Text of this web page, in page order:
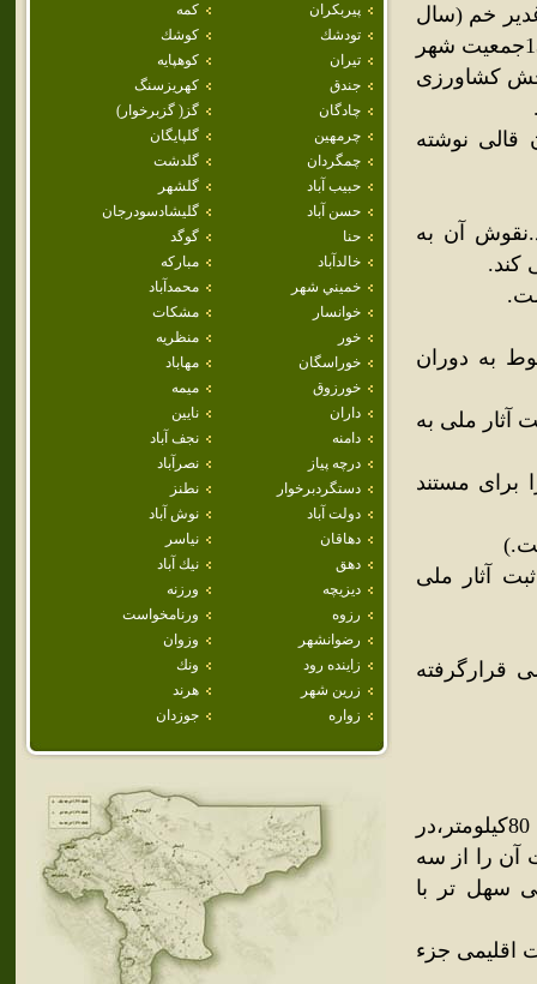
پيربكران
كمه
تودشك
كوشك
تيران
كوهپايه
جندق
كهريزسنگ
چادگان
گز( گزبرخوار)
چرمهين
گلپايگان
چمگردان
گلدشت
حبيب آباد
گلشهر
حسن آباد
گليشادسودرجان
حنا
گوگد
خالدآباد
مباركه
خميني شهر
محمدآباد
خوانسار
مشكات
خور
منظريه
خوراسگان
مهاباد
خورزوق
ميمه
داران
نايين
دامنه
نجف آباد
درچه پياز
نصرآباد
دستگردبرخوار
نطنز
دولت آباد
نوش آباد
دهاقان
نياسر
دهق
نيك آباد
ديزيچه
ورزنه
رزوه
ورنامخواست
رضوانشهر
وزوان
زاينده رود
ونك
زرين شهر
هرند
زواره
جوزدان
با شب عید غدیر خم (سال
مولا علی ع ) افتتاح گردید. برابر سرشماری نفوس ومسکن سال 1385جمعیت شهر
شهررا بخش کشاورزی
قالی نوشته
آن به
کند.
به دوران
کر که در سال 1388 درفهرست آثار ملی به
برای مستند
آثار ملی
قرارگرفته
فاصله شهر تا مرکز استان اصفهان 120کیلومتر،تا مرکز شهرستان 80کیلومتر،در
آن را از سه
سهل تر با
خصوصیات اقلیمی جزء